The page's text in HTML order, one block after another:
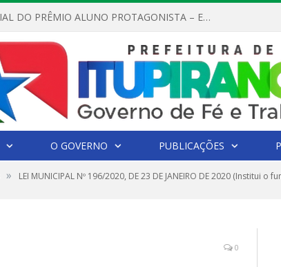
REGULAMENTO OFICIAL DO PRÊMIO ALUNO PROTAGONISTA – EDIÇÃO 2026
O GOVERNO PUBLICAÇÕES
» LEI MUNICIPAL Nº 196/2020, DE 23 DE JANEIRO DE 2020
0